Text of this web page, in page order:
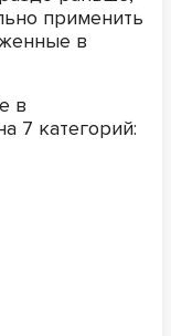
применить
в
в
7 категорий: